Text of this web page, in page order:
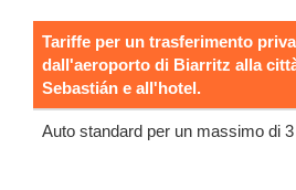
Tariffe per un trasferimento
dall'aeroporto di Biarritz alla
Sebastián e all'hotel.
Auto standard per un massimo di